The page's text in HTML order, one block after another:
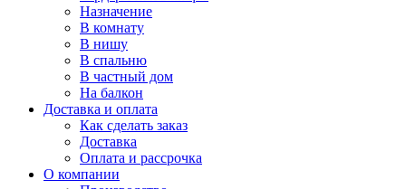
Назначение
В комнату
В нишу
В спальню
В частный дом
На балкон
Доставка и оплата
Как сделать заказ
Доставка
Оплата и рассрочка
О компании